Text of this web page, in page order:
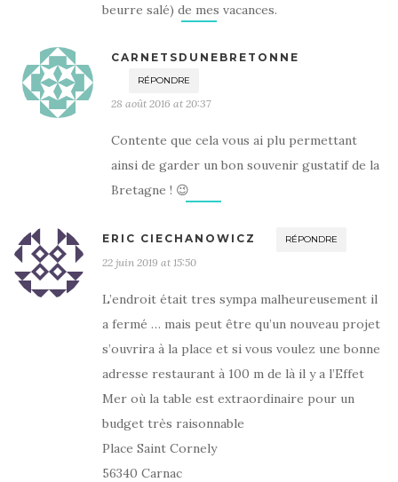
beurre salé) de mes vacances.
CARNETSDUNEBRETONNE
RÉPONDRE
28 août 2016 at 20:37
Contente que cela vous ai plu permettant
ainsi de garder un bon souvenir gustatif de la
Bretagne ! 😉
ERIC CIECHANOWICZ RÉPONDRE
22 juin 2019 at 15:50
L’endroit était tres sympa malheureusement il
a fermé … mais peut être qu’un nouveau projet
s’ouvrira à la place et si vous voulez une bonne
adresse restaurant à 100 m de là il y a l’Effet
Mer où la table est extraordinaire pour un
budget très raisonnable
Place Saint Cornely
56340 Carnac